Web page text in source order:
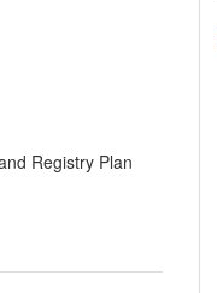
Registry Plan